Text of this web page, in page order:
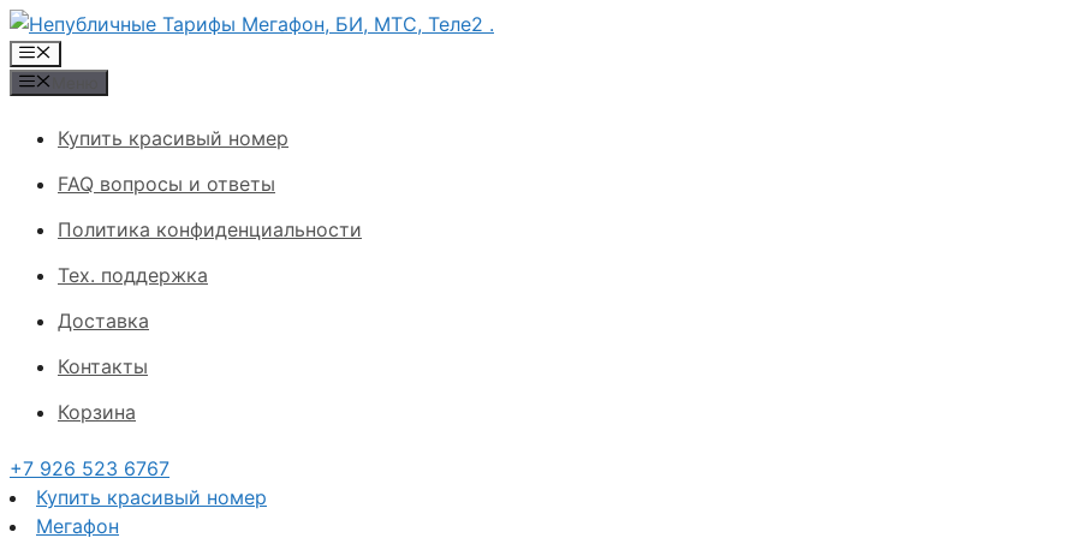
Перейти
содержимому
Меню
Купить красивый номер
FAQ вопросы и ответы
Политика конфиденциальности
Тех. поддержка
Доставка
Контакты
Корзина
+7 926 523 6767
Купить красивый номер
Мегафон